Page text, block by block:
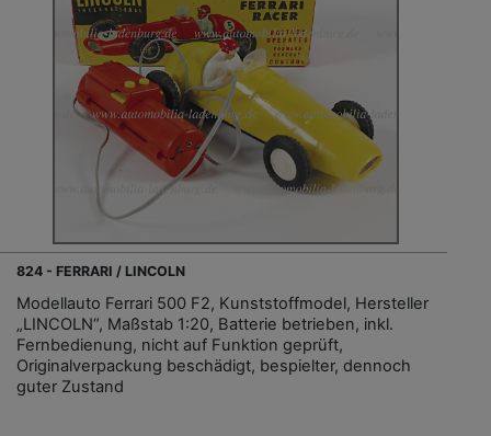
824 - FERRARI / LINCOLN
Modellauto Ferrari 500 F2, Kunststoffmodel, Hersteller
„LINCOLN“, Maßstab 1:20, Batterie betrieben, inkl.
Fernbedienung, nicht auf Funktion geprüft,
Originalverpackung beschädigt, bespielter, dennoch
guter Zustand